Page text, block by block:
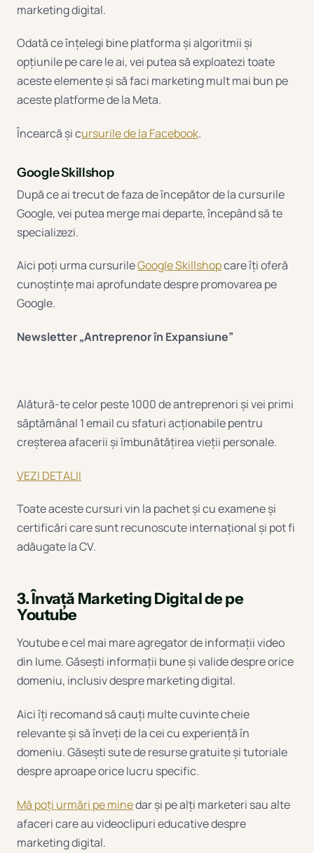
marketing digital.
Odată ce înțelegi bine platforma și algoritmii și
opțiunile pe care le ai, vei putea să exploatezi toate
aceste elemente și să faci marketing mult mai bun pe
aceste platforme de la Meta.
Încearcă și cursurile de la Facebook.
Google Skillshop
După ce ai trecut de faza de începător de la cursurile
Google, vei putea merge mai departe, începând să te
specializezi.
Aici poți urma cursurileGoogle Skillshopcare îți oferă
cunoștințe mai aprofundate despre promovarea pe
Google.
Newsletter „Antreprenor în Expansiune”
Alătură-te celor peste 1000 de antreprenori și vei primi
săptămânal 1 email cu sfaturi acționabile pentru
creșterea afacerii și îmbunătățirea vieții personale.
VEZI DETALII
Toate aceste cursuri vin la pachet și cu examene și
certificări care sunt recunoscute internațional și pot fi
adăugate la CV.
3. Învață Marketing Digital de pe
Youtube
Youtube e cel mai mare agregator de informații video
din lume. Găsești informații bune și valide despre orice
domeniu, inclusiv despre marketing digital.
Aici îți recomand să cauți multe cuvinte cheie
relevante și să înveți de la cei cu experiență în
domeniu. Găsești sute de resurse gratuite și tutoriale
despre aproape orice lucru specific.
Mă poți urmări pe minedar și pe alți marketeri sau alte
afaceri care au videoclipuri educative despre
marketing digital.